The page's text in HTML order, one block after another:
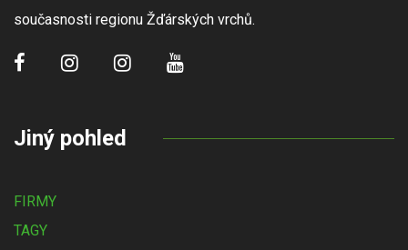
současnosti regionu Žďárských vrchů.
Jiný pohled
FIRMY
TAGY